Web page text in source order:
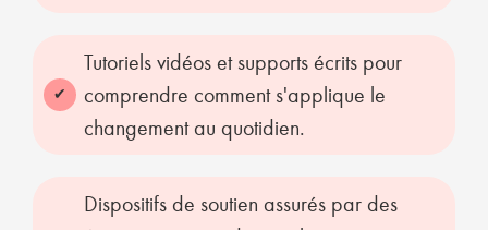
Tutoriels vidéos et supports écrits pour
comprendre comment s'applique le
changement au quotidien.
Dispositifs de soutien assurés par des